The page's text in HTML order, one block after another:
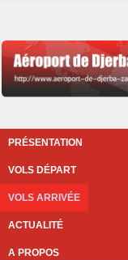
PRÉSENTATION
VOLS DÉPART
VOLS ARRIVÉE
ACTUALITÉ
A PROPOS